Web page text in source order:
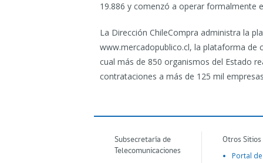
19.886 y comenzó a operar formalmente
La Dirección ChileCompra administra la
www.mercadopublico.cl, la plataforma de
cual más de 850 organismos del Estado
contrataciones a más de 125 mil
Subsecretaría de
Telecomunicaciones
Otros
Portal